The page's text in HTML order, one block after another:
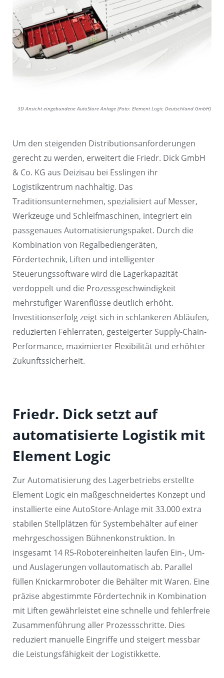
3D Ansicht eingebundene AutoStore Anlage (Foto: Element Logic Deutschland GmbH)
Um den steigenden Distributionsanforderungen
gerecht zu werden, erweitert die Friedr. Dick GmbH
& Co. KG aus Deizisau bei Esslingen ihr
Logistikzentrum nachhaltig. Das
Traditionsunternehmen, spezialisiert auf Messer,
Werkzeuge und Schleifmaschinen, integriert ein
passgenaues Automatisierungspaket. Durch die
Kombination von Regalbediengeräten,
Fördertechnik, Liften und intelligenter
Steuerungssoftware wird die Lagerkapazität
verdoppelt und die Prozessgeschwindigkeit
mehrstufiger Warenflüsse deutlich erhöht.
Investitionserfolg zeigt sich in schlankeren Abläufen,
reduzierten Fehlerraten, gesteigerter Supply-Chain-
Performance, maximierter Flexibilität und erhöhter
Zukunftssicherheit.
Friedr. Dick setzt auf
automatisierte Logistik mit
Element Logic
Zur Automatisierung des Lagerbetriebs erstellte
Element Logic ein maßgeschneidertes Konzept und
installierte eine AutoStore-Anlage mit 33.000 extra
stabilen Stellplätzen für Systembehälter auf einer
mehrgeschossigen Bühnenkonstruktion. In
insgesamt 14 R5-Robotereinheiten laufen Ein-, Um-
und Auslagerungen vollautomatisch ab. Parallel
füllen Knickarmroboter die Behälter mit Waren. Eine
präzise abgestimmte Fördertechnik in Kombination
mit Liften gewährleistet eine schnelle und fehlerfreie
Zusammenführung aller Prozessschritte. Dies
reduziert manuelle Eingriffe und steigert messbar
die Leistungsfähigkeit der Logistikkette.